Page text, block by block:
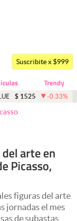
Suscribite x $999
Trendy
$ 1525 -0.33%
arte en
Picasso,
figuras del arte
jornadas el mes
de subastas